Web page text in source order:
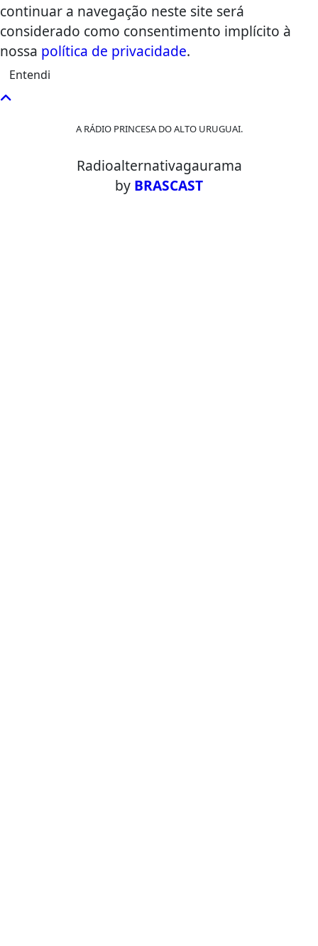
continuar a navegação neste site será
considerado como consentimento implícito à
nossa política de privacidade.
Entendi
A RÁDIO PRINCESA DO ALTO URUGUAI.
Radioalternativagaurama
by BRASCAST